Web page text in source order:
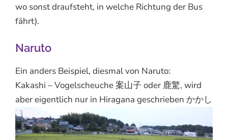
wo sonst draufsteht, in welche Richtung der Bus
fährt).
Naruto
Ein anders Beispiel, diesmal von Naruto:
Kakashi – Vogelscheuche 案山子 oder 鹿驚, wird
aber eigentlich nur in Hiragana geschrieben かかし